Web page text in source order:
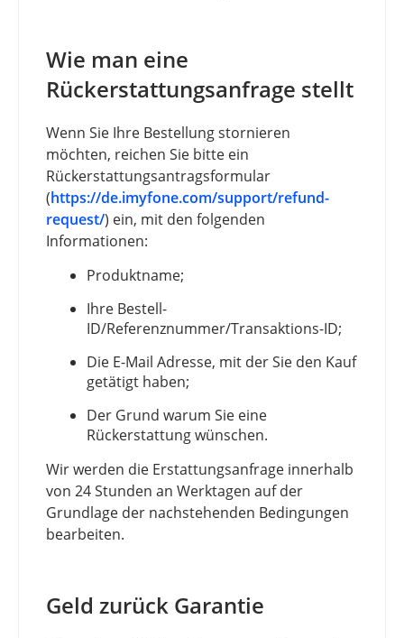
Wie man eine
Rückerstattungsanfrage stellt
Wenn Sie Ihre Bestellung stornieren
möchten, reichen Sie bitte ein
Rückerstattungsantragsformular
(https://de.imyfone.com/support/refund-
request/) ein, mit den folgenden
Informationen:
Produktname;
Ihre Bestell-
ID/Referenznummer/Transaktions-ID;
Die E-Mail Adresse, mit der Sie den Kauf
getätigt haben;
Der Grund warum Sie eine
Rückerstattung wünschen.
Wir werden die Erstattungsanfrage innerhalb
von 24 Stunden an Werktagen auf der
Grundlage der nachstehenden Bedingungen
bearbeiten.
Geld zurück Garantie